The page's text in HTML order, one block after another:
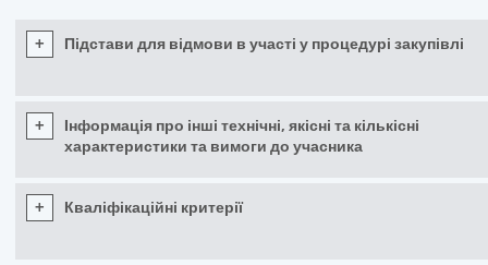
+ Підстави для відмови в участі у процедурі закупівлі
+
Інформація про інші технічні, якісні та кількісні
характеристики та вимоги до учасника
+ Кваліфікаційні критерії